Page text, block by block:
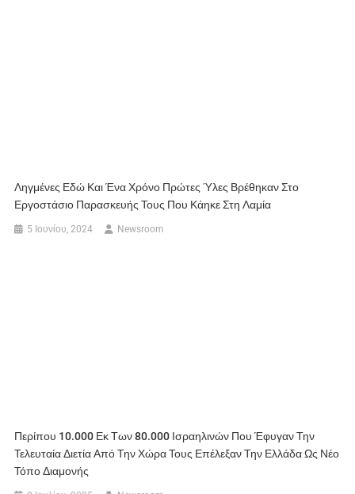
Ληγμένες Εδώ Και Ένα Χρόνο Πρώτες Ύλες Βρέθηκαν Στο
Εργοστάσιο Παρασκευής Τους Που Κάηκε Στη Λαμία
5 Ιουνίου, 2024 Newsroom
Περίπου 10.000 Εκ Των 80.000 Ισραηλινών Που Έφυγαν Την
Τελευταία Διετία Από Την Χώρα Τους Επέλεξαν Την Ελλάδα Ως Νέο
Τόπο Διαμονής